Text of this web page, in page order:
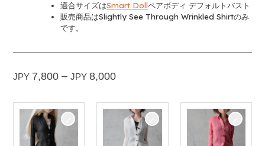
適合サイズはSmart Dollペアボディ デフォルトバスト
販売商品はSlightly See Through Wrinkled Shirtのみ
です。
JPY 7,800 – JPY8,000PRICE
7,800
THROUGH
JPY
8,000